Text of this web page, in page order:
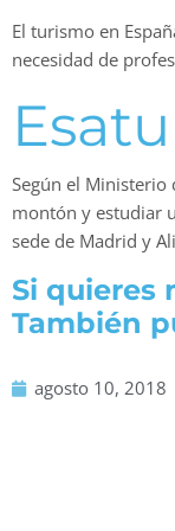
El turismo en
necesidad de
Según el Ministerio
montón y estudiar
sede de Madrid y
Si quieres
También
agosto 10, 2018